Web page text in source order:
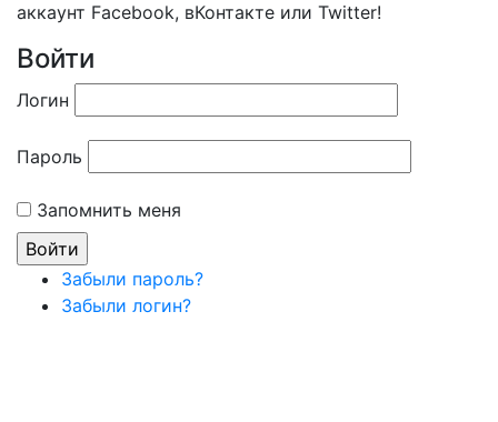
аккаунт Facebook, вКонтакте или Twitter!
Войти
Логин
Пароль
Запомнить меня
Забыли пароль?
Забыли логин?